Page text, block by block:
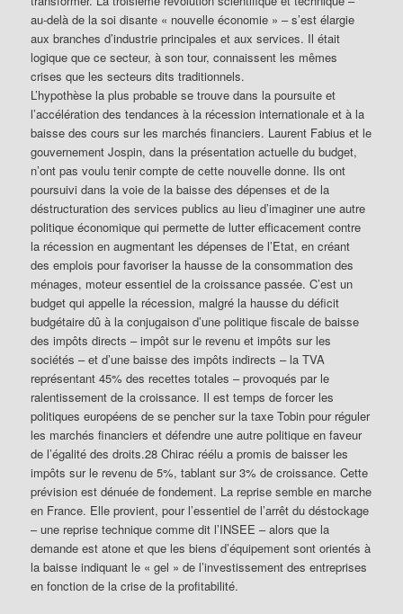
au-delà de la soi disante « nouvelle économie » – s’est élargie
aux branches d’industrie principales et aux services. Il était
logique que ce secteur, à son tour, connaissent les mêmes
crises que les secteurs dits traditionnels.
L’hypothèse la plus probable se trouve dans la poursuite et
l’accélération des tendances à la récession internationale et à la
baisse des cours sur les marchés financiers. Laurent Fabius et le
gouvernement Jospin, dans la présentation actuelle du budget,
n’ont pas voulu tenir compte de cette nouvelle donne. Ils ont
poursuivi dans la voie de la baisse des dépenses et de la
déstructuration des services publics au lieu d’imaginer une autre
politique économique qui permette de lutter efficacement contre
la récession en augmentant les dépenses de l’Etat, en créant
des emplois pour favoriser la hausse de la consommation des
ménages, moteur essentiel de la croissance passée. C’est un
budget qui appelle la récession, malgré la hausse du déficit
budgétaire dû à la conjugaison d’une politique fiscale de baisse
des impôts directs – impôt sur le revenu et impôts sur les
sociétés – et d’une baisse des impôts indirects – la TVA
représentant 45% des recettes totales – provoqués par le
ralentissement de la croissance. Il est temps de forcer les
politiques européens de se pencher sur la taxe Tobin pour réguler
les marchés financiers et défendre une autre politique en faveur
de l’égalité des droits.28 Chirac réélu a promis de baisser les
impôts sur le revenu de 5%, tablant sur 3% de croissance. Cette
prévision est dénuée de fondement. La reprise semble en marche
en France. Elle provient, pour l’essentiel de l’arrêt du déstockage
– une reprise technique comme dit l’INSEE – alors que la
demande est atone et que les biens d’équipement sont orientés à
la baisse indiquant le « gel » de l’investissement des entreprises
en fonction de la crise de la profitabilité.